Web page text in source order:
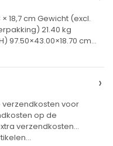
18,7 cm Gewicht (excl.
21.40 kg
97.50×43.00×18.70 cm
›
verzendkosten voor
op de
verzendkosten